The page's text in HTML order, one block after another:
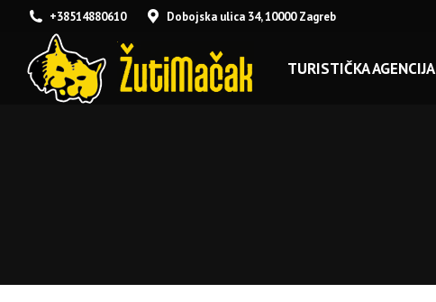
+38514880610 Dobojska ulica 34, 10000 Zagreb
TURISTIČKA AGENCIJA